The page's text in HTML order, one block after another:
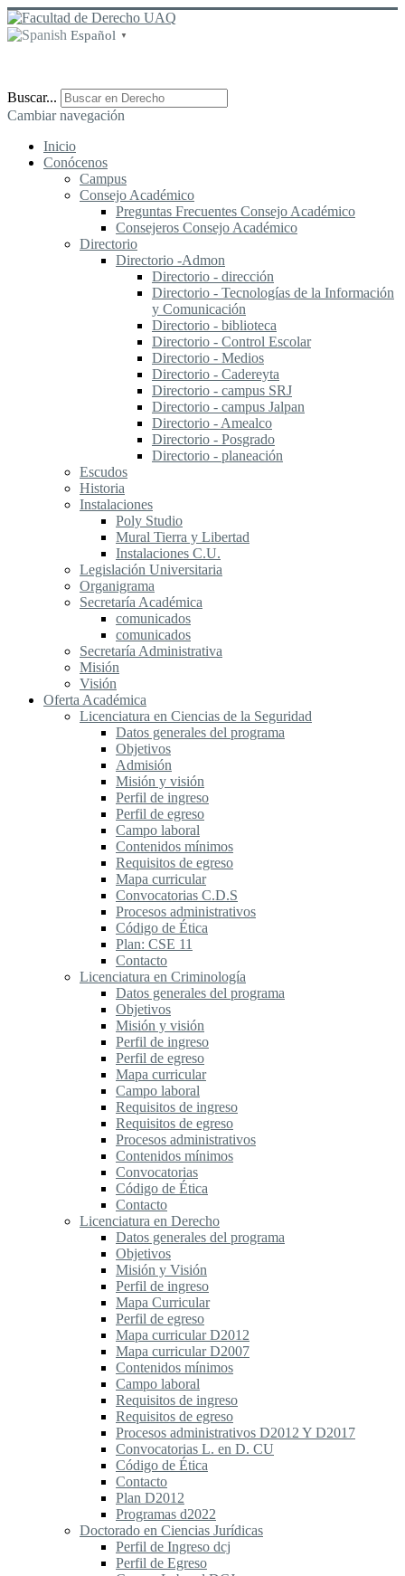
Español ▼
Buscar...
Cambiar navegación
Inicio
Conócenos
Campus
Consejo Académico
Preguntas Frecuentes Consejo Académico
Consejeros Consejo Académico
Directorio
Directorio -Admon
Directorio - dirección
Directorio - Tecnologías de la Información
y Comunicación
Directorio - biblioteca
Directorio - Control Escolar
Directorio - Medios
Directorio - Cadereyta
Directorio - campus SRJ
Directorio - campus Jalpan
Directorio - Amealco
Directorio - Posgrado
Directorio - planeación
Escudos
Historia
Instalaciones
Poly Studio
Mural Tierra y Libertad
Instalaciones C.U.
Legislación Universitaria
Organigrama
Secretaría Académica
comunicados
comunicados
Secretaría Administrativa
Misión
Visión
Oferta Académica
Licenciatura en Ciencias de la Seguridad
Datos generales del programa
Objetivos
Admisión
Misión y visión
Perfil de ingreso
Perfil de egreso
Campo laboral
Contenidos mínimos
Requisitos de egreso
Mapa curricular
Convocatorias C.D.S
Procesos administrativos
Código de Ética
Plan: CSE 11
Contacto
Licenciatura en Criminología
Datos generales del programa
Objetivos
Misión y visión
Perfil de ingreso
Perfil de egreso
Mapa curricular
Campo laboral
Requisitos de ingreso
Requisitos de egreso
Procesos administrativos
Contenidos mínimos
Convocatorias
Código de Ética
Contacto
Licenciatura en Derecho
Datos generales del programa
Objetivos
Misión y Visión
Perfil de ingreso
Mapa Curricular
Perfil de egreso
Mapa curricular D2012
Mapa curricular D2007
Contenidos mínimos
Campo laboral
Requisitos de ingreso
Requisitos de egreso
Procesos administrativos D2012 Y D2017
Convocatorias L. en D. CU
Código de Ética
Contacto
Plan D2012
Programas d2022
Doctorado en Ciencias Jurídicas
Perfil de Ingreso dcj
Perfil de Egreso